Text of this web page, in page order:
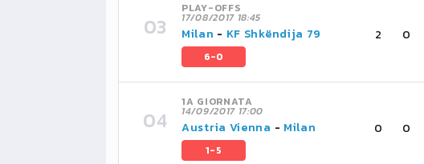
PLAY-OFFS
17/08/2017 18:45
Milan - KF Shkëndija 79
6-0
2 0
1A GIORNATA
14/09/2017 17:00
Austria Vienna - Milan
1-5
0 0